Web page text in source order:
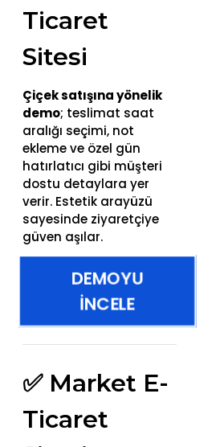
Ticaret
Sitesi
Çiçek satışına yönelik
demo; teslimat saat
aralığı seçimi, not
ekleme ve özel gün
hatırlatıcı gibi müşteri
dostu detaylara yer
verir. Estetik arayüzü
sayesinde ziyaretçiye
güven aşılar.
DEMOYU
İNCELE
✅ Market E-
Ticaret